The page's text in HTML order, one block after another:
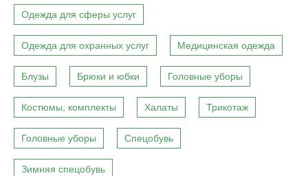
Одежда для сферы услуг
Одежда для охранных услуг Медицинская одежда
Блузы Брюки и юбки Головные уборы
Костюмы, комплекты Халаты Трикотаж
Головные уборы Спецобувь
Зимняя спецобувь